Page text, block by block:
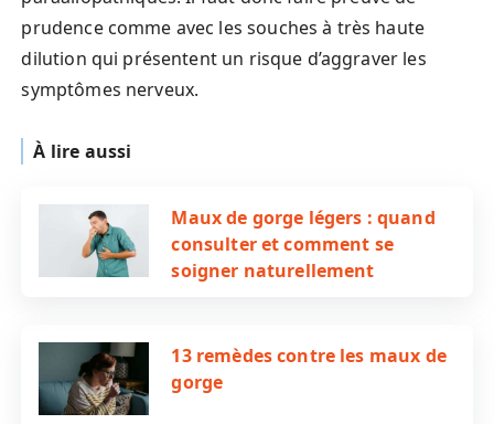
prudence comme avec les souches à très haute
dilution qui présentent un risque d’aggraver les
symptômes nerveux.
À lire aussi
Maux de gorge légers : quand
consulter et comment se
soigner naturellement
13 remèdes contre les maux de
gorge